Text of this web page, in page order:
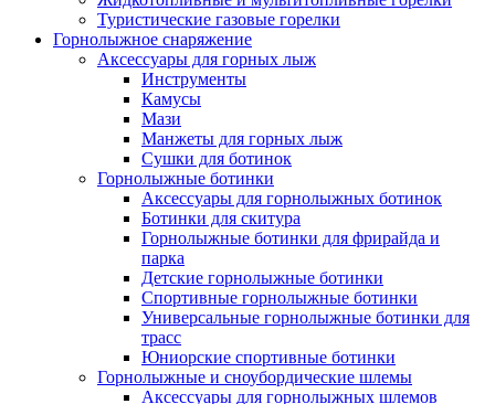
Туристические газовые горелки
Горнолыжное снаряжение
Аксессуары для горных лыж
Инструменты
Камусы
Мази
Манжеты для горных лыж
Сушки для ботинок
Горнолыжные ботинки
Аксессуары для горнолыжных ботинок
Ботинки для скитура
Горнолыжные ботинки для фрирайда и
парка
Детские горнолыжные ботинки
Спортивные горнолыжные ботинки
Универсальные горнолыжные ботинки для
трасс
Юниорские спортивные ботинки
Горнолыжные и сноубордические шлемы
Аксессуары для горнолыжных шлемов